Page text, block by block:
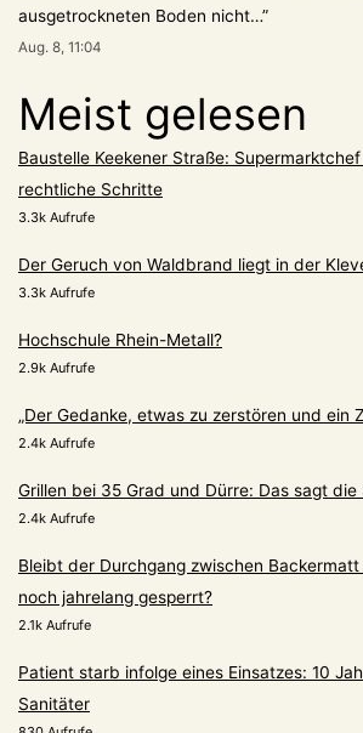
ausgetrockneten Boden nicht…”
Aug. 8, 11:04
Meist gelesen
Baustelle Keekener Straße:
rechtliche Schritte
3.3k Aufrufe
Der Geruch von Waldbrand liegt in der
3.3k Aufrufe
Hochschule Rhein-Metall?
2.9k Aufrufe
„Der Gedanke, etwas zu zerstören und ein
2.4k Aufrufe
Grillen bei 35 Grad und Dürre: Das sagt
2.4k Aufrufe
Bleibt der Durchgang zwischen
noch jahrelang gesperrt?
2.1k Aufrufe
Patient starb infolge eines Einsatzes: 10
Sanitäter